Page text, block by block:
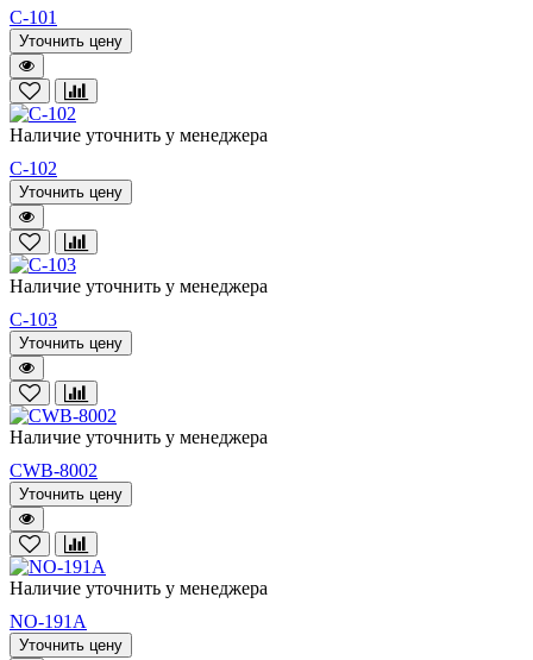
C-101
Уточнить цену
Наличие уточнить у менеджера
C-102
Уточнить цену
Наличие уточнить у менеджера
C-103
Уточнить цену
Наличие уточнить у менеджера
CWB-8002
Уточнить цену
Наличие уточнить у менеджера
NO-191A
Уточнить цену